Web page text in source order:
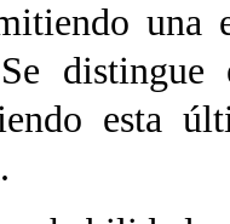
Se
esta